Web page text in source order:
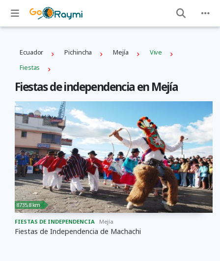
Ecuador Pichincha Mejí­a
Vive
Fiestas
Fiestas de independencia en Mejí­a
8735.8 km
FIESTAS DE INDEPENDENCIA Mejí­a
Fiestas de Independencia de Machachi